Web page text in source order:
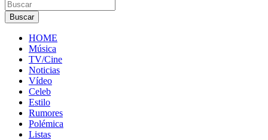
Buscar
HOME
Música
TV/Cine
Noticias
Vídeo
Celeb
Estilo
Rumores
Polémica
Listas